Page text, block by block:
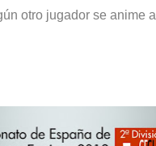
otro jugador se anime a